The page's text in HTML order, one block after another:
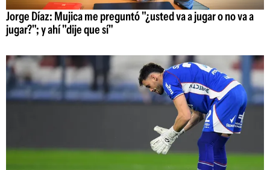
Jorge Díaz: Mujica me preguntó "¿usted va a jugar o no va a
jugar?"; y ahí "dije que sí"